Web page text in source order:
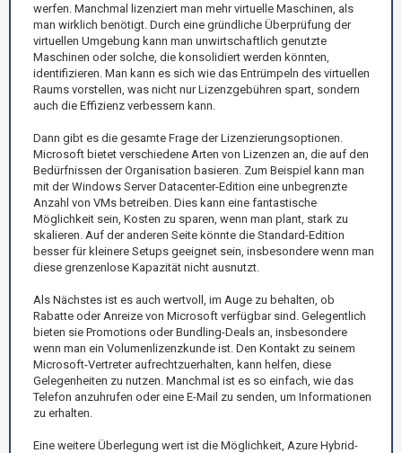
werfen. Manchmal lizenziert man mehr virtuelle Maschinen, als
man wirklich benötigt. Durch eine gründliche Überprüfung der
virtuellen Umgebung kann man unwirtschaftlich genutzte
Maschinen oder solche, die konsolidiert werden könnten,
identifizieren. Man kann es sich wie das Entrümpeln des virtuellen
Raums vorstellen, was nicht nur Lizenzgebühren spart, sondern
auch die Effizienz verbessern kann.
Dann gibt es die gesamte Frage der Lizenzierungsoptionen.
Microsoft bietet verschiedene Arten von Lizenzen an, die auf den
Bedürfnissen der Organisation basieren. Zum Beispiel kann man
mit der Windows Server Datacenter-Edition eine unbegrenzte
Anzahl von VMs betreiben. Dies kann eine fantastische
Möglichkeit sein, Kosten zu sparen, wenn man plant, stark zu
skalieren. Auf der anderen Seite könnte die Standard-Edition
besser für kleinere Setups geeignet sein, insbesondere wenn man
diese grenzenlose Kapazität nicht ausnutzt.
Als Nächstes ist es auch wertvoll, im Auge zu behalten, ob
Rabatte oder Anreize von Microsoft verfügbar sind. Gelegentlich
bieten sie Promotions oder Bundling-Deals an, insbesondere
wenn man ein Volumenlizenzkunde ist. Den Kontakt zu seinem
Microsoft-Vertreter aufrechtzuerhalten, kann helfen, diese
Gelegenheiten zu nutzen. Manchmal ist es so einfach, wie das
Telefon anzuhrufen oder eine E-Mail zu senden, um Informationen
zu erhalten.
Eine weitere Überlegung wert ist die Möglichkeit, Azure Hybrid-